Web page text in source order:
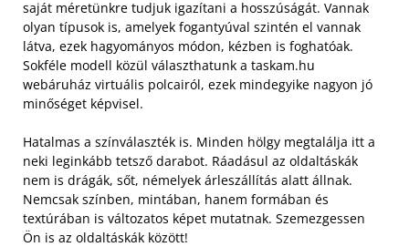
saját méretünkre tudjuk igazítani a hosszúságát. Vannak
olyan típusok is, amelyek fogantyúval szintén el vannak
látva, ezek hagyományos módon, kézben is foghatóak.
Sokféle modell közül választhatunk a taskam.hu
webáruház virtuális polcairól, ezek mindegyike nagyon jó
minőséget képvisel.
Hatalmas a színválaszték is. Minden hölgy megtalálja itt a
neki leginkább tetsző darabot. Ráadásul az oldaltáskák
nem is drágák, sőt, némelyek árleszállítás alatt állnak.
Nemcsak színben, mintában, hanem formában és
textúrában is változatos képet mutatnak. Szemezgessen
Ön is az oldaltáskák között!